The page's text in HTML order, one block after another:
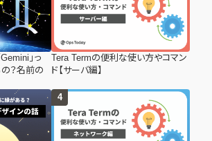
」っ
？名前の
Tera Termの便利な使い方やコマン
ド【サーバ編】